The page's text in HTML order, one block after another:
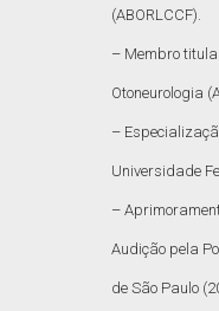
(ABORLCCF).
– Membro
Otoneurologia
–
Universidade
–
Audição pela
de São Paulo